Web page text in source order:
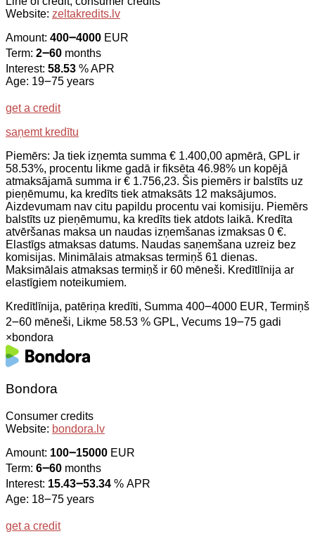
Website: zeltakredits.lv
Amount: 400౼4000 EUR
Term: 2౼60 months
Interest: 58.53 % APR
Age: 19౼75 years
get a credit
saņemt kredītu
Piemērs: Ja tiek izņemta summa € 1.400,00 apmērā, GPL ir
58.53%, procentu likme gadā ir fiksēta 46.98% un kopējā
atmaksājamā summa ir € 1.756,23. Šis piemērs ir balstīts uz
pieņēmumu, ka kredīts tiek atmaksāts 12 maksājumos.
Aizdevumam nav citu papildu procentu vai komisiju. Piemērs
balstīts uz pieņēmumu, ka kredīts tiek atdots laikā. Kredīta
atvēršanas maksa un naudas izņemšanas izmaksas 0 €.
Elastīgs atmaksas datums. Naudas saņemšana uzreiz bez
komisijas. Minimālais atmaksas termiņš 61 dienas.
Maksimālais atmaksas termiņš ir 60 mēneši. Kredītlīnija ar
elastīgiem noteikumiem.
Kredītlīnija, patēriņa kredīti, Summa 400౼4000 EUR, Termiņš
2౼60 mēneši, Likme 58.53 % GPL, Vecums 19౼75 gadi
×bondora
Bondora
Consumer credits
Website: bondora.lv
Amount: 100౼15000 EUR
Term: 6౼60 months
Interest: 15.43౼53.34 % APR
Age: 18౼75 years
get a credit